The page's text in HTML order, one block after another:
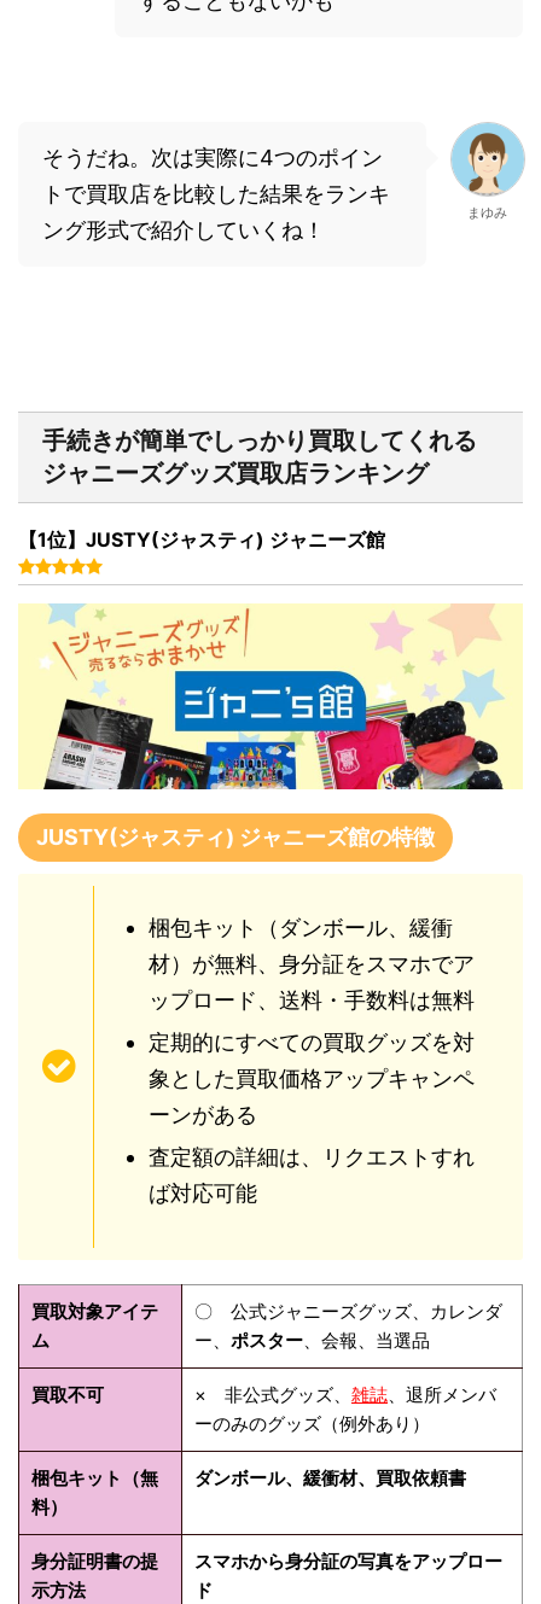
そうだね。次は実際に4つのポイン
トで買取店を比較した結果をランキ
ング形式で紹介していくね！
まゆみ
手続きが簡単でしっかり買取してくれる
ジャニーズグッズ買取店ランキング
【1位】JUSTY(ジャスティ) ジャニーズ館
JUSTY(ジャスティ) ジャニーズ館の特徴
梱包キット（ダンボール、緩衝
材）が無料、身分証をスマホでア
ップロード、送料・手数料は無料
定期的にすべての買取グッズを対
象とした買取価格アップキャンペ
ーンがある
査定額の詳細は、リクエストすれ
ば対応可能
買取対象アイテ
ム
〇 公式ジャニーズグッズ、カレンダ
ー、 ポスター、会報、当選品
買取不可 × 非公式グッズ、 雑誌、 退所メンバ
ーのみのグッズ（例外あり）
梱包キット（無
料）
ダンボール、緩衝材、買取依頼書
身分証明書の提
示方法
スマホから身分証の写真をアップロー
ド